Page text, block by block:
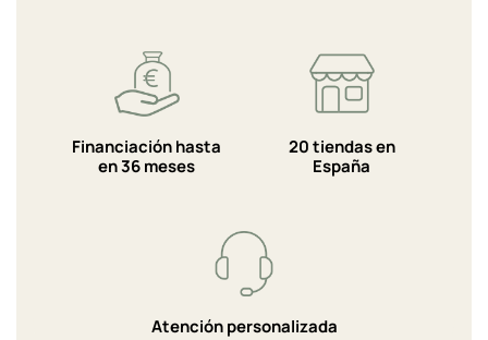
Financiación hasta
en 36 meses
20 tiendas en
España
Atención personalizada